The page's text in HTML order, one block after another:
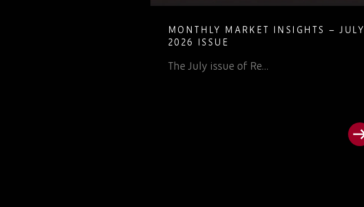
MONTHLY MARKET INSIGHTS – JULY
2026 ISSUE
The July issue of Re…